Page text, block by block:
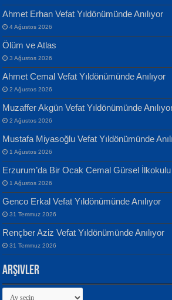
ATİLLA ÖZEN
Sultan Olmadan Önce Eyüp...
EKREM KARABABA
Banu Sancak
Defterimden İçeri...
İsmail Aydos
İnkisar...
Ahmet Erhan Vefat Yıldönümünde Anılıyor
4 Ağustos 2026
Ölüm ve Atlas
3 Ağustos 2026
Ahmet Cemal Vefat Yıldönümünde Anılıyor
2 Ağustos 2026
Muzaffer Akgün Vefat Yıldönümünde
2 Ağustos 2026
Mustafa Miyasoğlu Vefat Yıldönümünde
1 Ağustos 2026
Erzurum’da Bir Ocak Cemal Gürsel İlkokulu
1 Ağustos 2026
Genco Erkal Vefat Yıldönümünde Anılıyor
31 Temmuz 2026
Rençber Aziz Vefat Yıldönümünde Anılıyor
31 Temmuz 2026
Arşivler
Arşivler